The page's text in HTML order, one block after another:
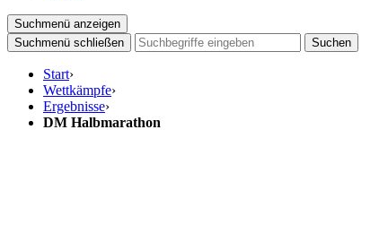
Suchmenü anzeigen
Suchmenü schließen
Suchen
Start›
Wettkämpfe›
Ergebnisse›
DM Halbmarathon